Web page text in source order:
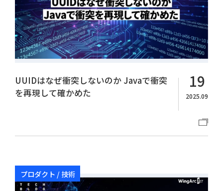
UUIDはなぜ衝突しないのか Javaで衝突
を再現して確かめた
19
2025.09
プロダクト / 技術